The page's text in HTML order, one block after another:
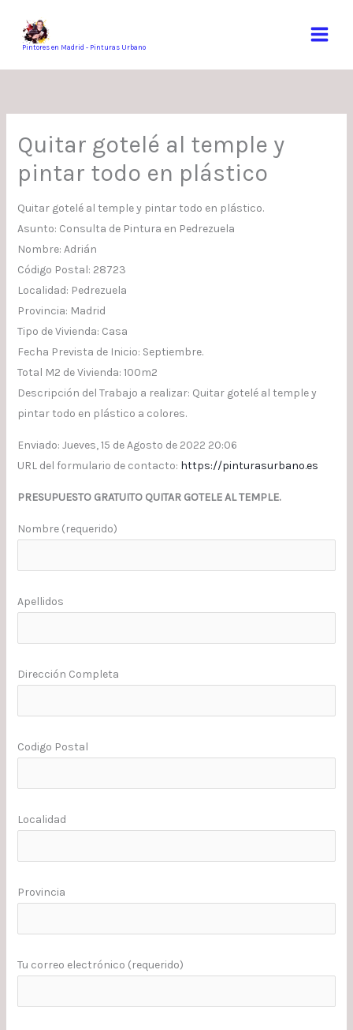
contenidoPintores en Madrid - Pinturas Urbano
Quitar gotelé al temple y
pintar todo en plástico
Quitar gotelé al temple y pintar todo en plástico.
Asunto: Consulta de Pintura en Pedrezuela
Nombre: Adrián
Código Postal: 28723
Localidad: Pedrezuela
Provincia: Madrid
Tipo de Vivienda: Casa
Fecha Prevista de Inicio: Septiembre.
Total M2 de Vivienda: 100m2
Descripción del Trabajo a realizar: Quitar gotelé al temple y
pintar todo en plástico a colores.
Enviado: Jueves, 15 de Agosto de 2022 20:06
URL del formulario de contacto: https://pinturasurbano.es
PRESUPUESTO GRATUITO QUITAR GOTELE AL TEMPLE.
Nombre (requerido)
Apellidos
Dirección Completa
Codigo Postal
Localidad
Provincia
Tu correo electrónico (requerido)